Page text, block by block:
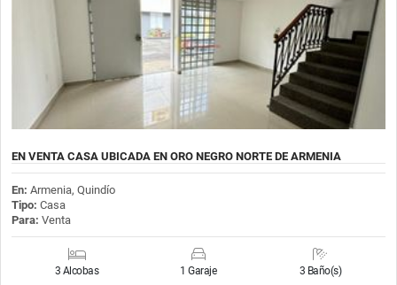
EN VENTA CASA UBICADA EN ORO NEGRO NORTE DE ARMENIA
En: Armenia, Quindío
Tipo: Casa
Para: Venta
3 Alcobas 1 Garaje 3 Baño(s)